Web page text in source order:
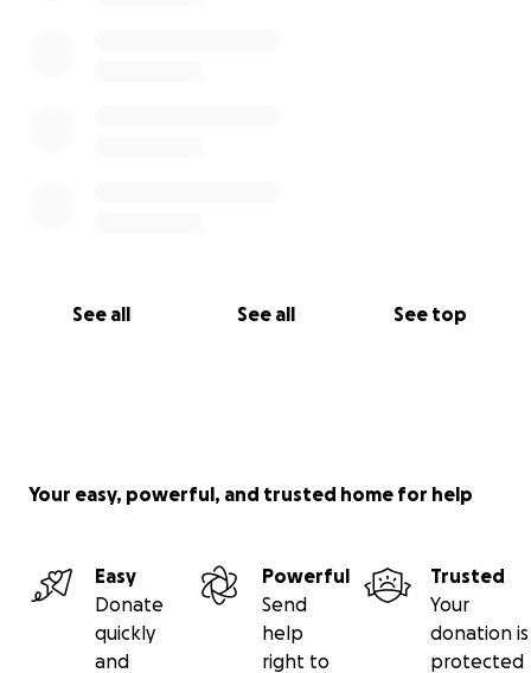
See all See all See top
Your easy, powerful, and trusted home for help
Easy
Donate
quickly
and
Powerful
Send
help
right to
Trusted
Your
donation is
protected